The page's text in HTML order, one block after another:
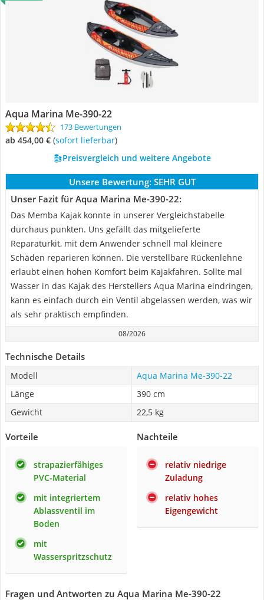
Aqua Marina Me-390-22
173 Bewertungen
ab 454,00 € ( Sofort lieferbar)
Preisvergleich und weitere Angebote
Unsere Bewertung: SEHR GUT
Unser Fazit für Aqua Marina Me-390-22:
Das Memba Kajak konnte in unserer Vergleichstabelle
durchaus punkten. Uns gefällt das mitgelieferte
Reparaturkit, mit dem Anwender schnell mal kleinere
Schäden reparieren können. Die verstellbare Rückenlehne
erlaubt einen hohen Komfort beim Kajakfahren. Sollte mal
Wasser in das Kajak des Herstellers Aqua Marina eindringen,
kann es einfach durch ein Ventil abgelassen werden, was wir
als sehr praktisch empfinden.
08/2026
Technische Details
Modell
Aqua Marina Me-390-22
Länge
390 cm
Gewicht
22,5 kg
Vorteile
strapazierfähiges
PVC-Material
mit integriertem
Ablassventil im
Boden
mit
Wasserspritzschutz
Nachteile
relativ niedrige
Zuladung
relativ hohes
Eigengewicht
Fragen und Antworten zu Aqua Marina Me-390-22